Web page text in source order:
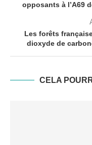
opposants à l’A69
Les forêts
dioxyde de
CELA